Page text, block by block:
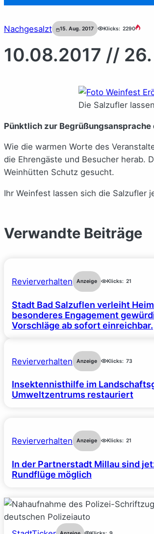
Nachgesalzt 15. Aug. 2017 Klicks: 2290
10.08.2017 //
Die Salzufler
Pünktlich zur
Wie die warmen Worte des
die Ehrengäste und Besucher herab.
Weinhütten Schutz gesucht.
Ihr Weinfest lassen sich die Salzufler
Verwandte Beiträge
Revierverhalten Anzeige Klicks: 21
Stadt Bad Salzuflen verleiht
besonderes Engagement
Vorschläge ab sofort einreichbar.
Revierverhalten Anzeige Klicks: 73
Insektennisthilfe im
Umweltzentrums restauriert
Revierverhalten Anzeige Klicks: 21
In der Partnerstadt Millau sind
Rundflüge möglich